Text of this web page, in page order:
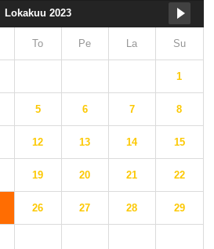
Lokakuu 2023
To Pe La Su
1
5 6 7 8
12 13 14 15
19 20 21 22
26 27 28 29